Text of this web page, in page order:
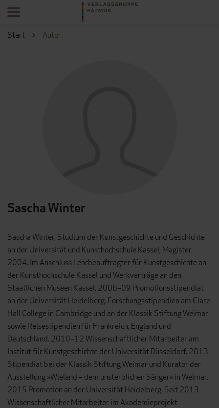
Start Autor
Sascha Winter
Sascha Winter, Studium der Kunstgeschichte und Geschichte
an der Universität und Kunsthochschule Kassel, Magister
2004. Im Anschluss Lehrbeauftragter für Kunstgeschichte an
der Kunsthochschule Kassel und Werkverträge an den
Staatlichen Museen Kassel. 2006–09 Promotionsstipendiat
an der Universität Heidelberg. Forschungsstipendien am Clare
Hall College in Cambridge und an der Klassik Stiftung Weimar
sowie Reisestipendien für Frankreich, England und
Deutschland. 2010–12 Wissenschaftlicher Mitarbeiter am
Institut für Kunstgeschichte der Universität Düsseldorf. 2013
Stipendiat bei der Klassik Stiftung Weimar und Kurator der
Ausstellung »Wieland – dem unsterblichen Sänger« in Weimar.
2015 Promotion an der Universität Heidelberg. Seit 2013
Wissenschaftlicher Mitarbeiter im Akademieprojekt